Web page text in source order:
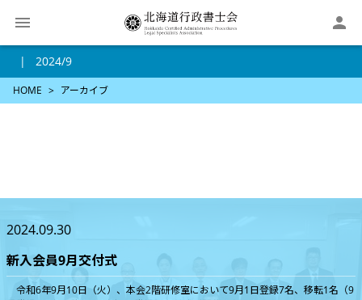

2024/9
HOME アーカイブ
2024.09.30
新入会員9月交付式
令和6年9月10日（火）、本会2階研修室において9月1日登録7名、移転1名（9